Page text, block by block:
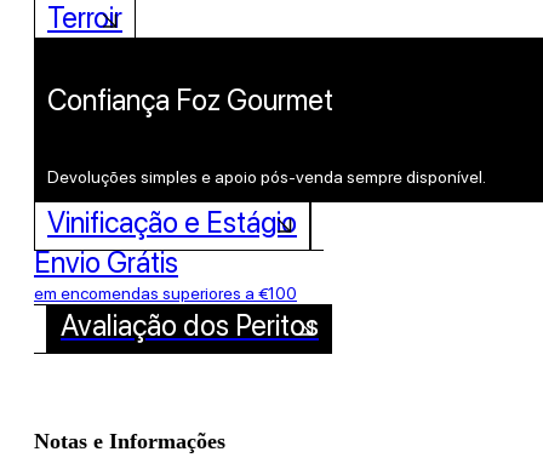
Terroir
Confiança Foz Gourmet
Devoluções simples e apoio pós-venda sempre disponível.
Vinificação e Estágio
Envio Grátis
em encomendas superiores a €100
Avaliação dos Peritos
Notas e Informações